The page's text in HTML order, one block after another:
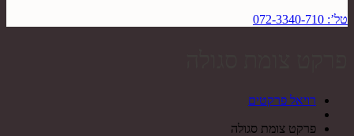
טל’: 072-3340-710
רויאל פרקטים
פרקט צומת סגולה